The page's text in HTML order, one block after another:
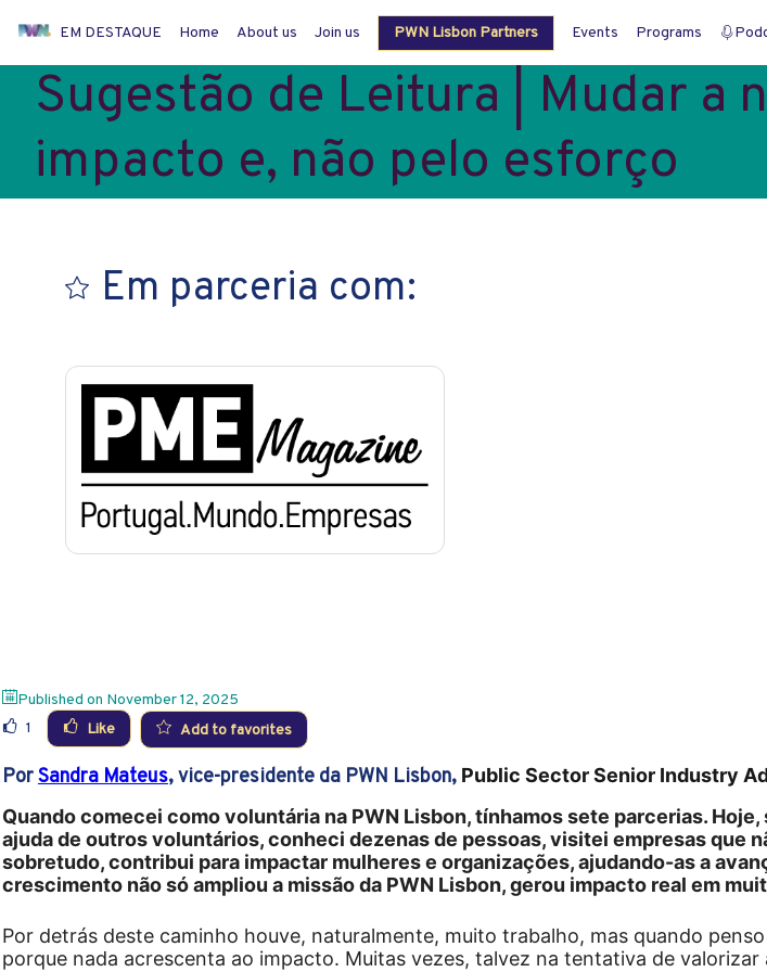
EM DESTAQUE Home About us Join us PWN Lisbon Partners Events Programs
Members login
Sugestão de Leitura | Mudar a
impacto e, não pelo esforço
Em parceria com:
Published on November 12, 2025
1
Like Add to favorites
PorSandra Mateus, vice-presidente da PWN Lisbon, Public Sector Senior Industry
Quando comecei como voluntária na PWN Lisbon, tínhamos sete parcerias.
ajuda de outros voluntários, conheci dezenas de pessoas, visitei empresas que
sobretudo, contribui para impactar mulheres e organizações, ajudando-as a
crescimento não só ampliou a missão da PWN Lisbon, gerou impacto real em
Por detrás deste caminho houve, naturalmente, muito trabalho, mas quando
porque nada acrescenta ao impacto. Muitas vezes, talvez na tentativa de